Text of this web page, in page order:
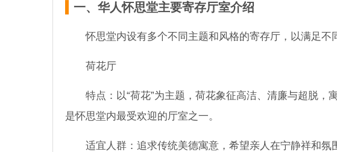
一、华人怀思堂主要寄存厅室介绍
怀思堂内设有多个不同主题和风格的寄存厅，以满足不
荷花厅
特点：以“荷花”为主题，荷花象征高洁、清廉与超脱
是怀思堂内最受欢迎的厅室之一。
适宜人群：追求传统美德寓意，希望亲人在宁静祥和氛